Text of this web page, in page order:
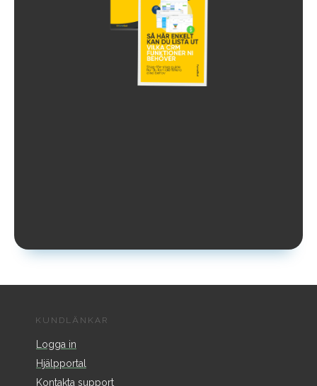
KUNDLÄNKAR
Logga in
Hjälpportal
Kontakta support